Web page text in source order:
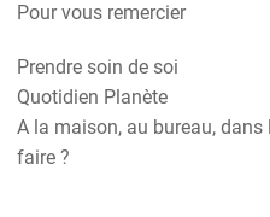
Pour vous remercier
Prendre soin de soi
Quotidien Planète
A la maison, au bureau,
faire ?